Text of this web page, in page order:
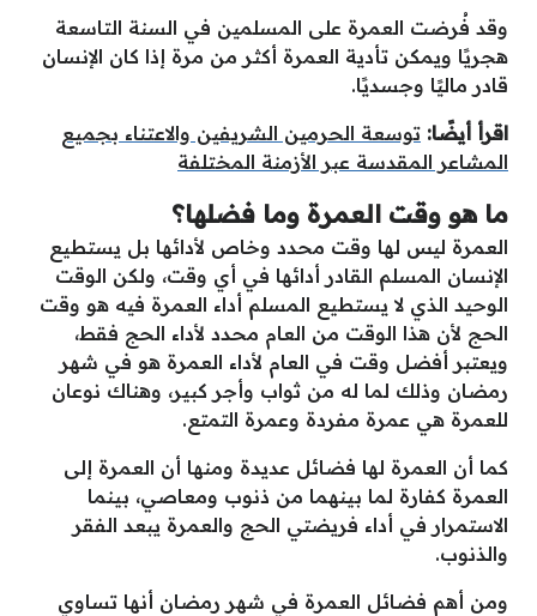
وقد فُرضت العمرة على المسلمين في السنة التاسعة
هجريًا ويمكن تأدية العمرة أكثر من مرة إذا كان الإنسان
قادر ماليًا وجسديًا.
اقرأ أيضًا: توسعة الحرمين الشريفين والاعتناء بجميع
المشاعر المقدسة عبر الأزمنة المختلفة
ما هو وقت العمرة وما فضلها؟
العمرة ليس لها وقت محدد وخاص لأدائها بل يستطيع
الإنسان المسلم القادر أدائها في أي وقت، ولكن الوقت
الوحيد الذي لا يستطيع المسلم أداء العمرة فيه هو وقت
الحج لأن هذا الوقت من العام محدد لأداء الحج فقط،
ويعتبر أفضل وقت في العام لأداء العمرة هو في شهر
رمضان وذلك لما له من ثواب وأجر كبير، وهناك نوعان
للعمرة هي عمرة مفردة وعمرة التمتع.
كما أن العمرة لها فضائل عديدة ومنها أن العمرة إلى
العمرة كفارة لما بينهما من ذنوب ومعاصي، بينما
الاستمرار في أداء فريضتي الحج والعمرة يبعد الفقر
والذنوب.
ومن أهم فضائل العمرة في شهر رمضان أنها تساوي